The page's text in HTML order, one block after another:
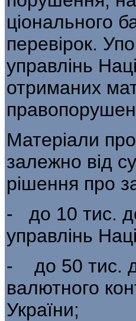
ціонального
перевірок.
управлінь
отриманих
Матеріали
залежно від
рішення про
- до 10 тис.
управлінь
- до 50 тис.
валютного
України;